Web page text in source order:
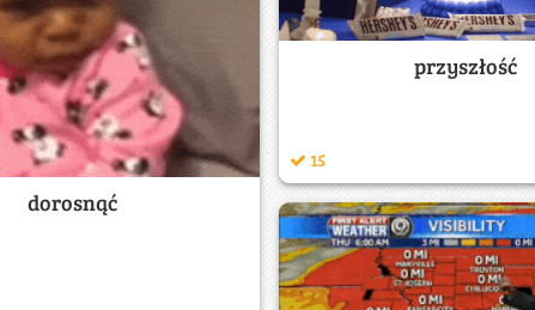
dorosnąć
przyszłość
15